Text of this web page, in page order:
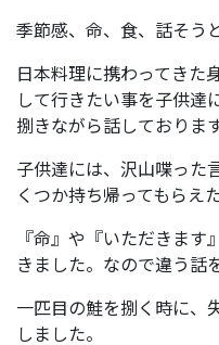
季節感、命、食、話そう
日本料理に携わってきた
して行きたい事を子供達
捌きながら話しておりま
子供達には、沢山喋った
くつか持ち帰ってもらえ
『命』や『いただきま
きました。なので違う話
一匹目の鮭を捌く時に、
しました。